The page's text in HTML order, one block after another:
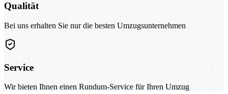
Qualität
Bei uns erhalten Sie nur die besten Umzugsunternehmen
Service
Wir bieten Ihnen einen Rundum-Service für Ihren Umzug